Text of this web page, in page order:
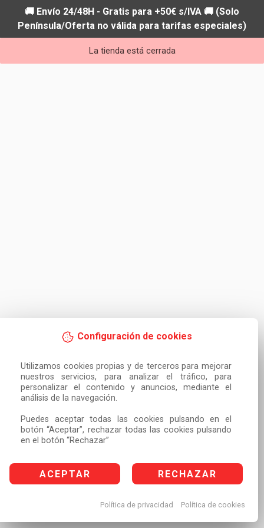
Configuración de cookies
Utilizamos cookies propias y de terceros para mejorar
nuestros servicios, para analizar el tráfico, para
personalizar el contenido y anuncios, mediante el
análisis de la navegación.
Puedes aceptar todas las cookies pulsando en el
botón “Aceptar”, rechazar todas las cookies pulsando
en el botón “Rechazar”
ACEPTAR RECHAZAR
Política de privacidad Política de cookies
🚚 Envío 24/48H - Gratis para +50€ s/IVA 🚚 (Solo
Península/Oferta no válida para tarifas especiales)
La tienda está cerrada